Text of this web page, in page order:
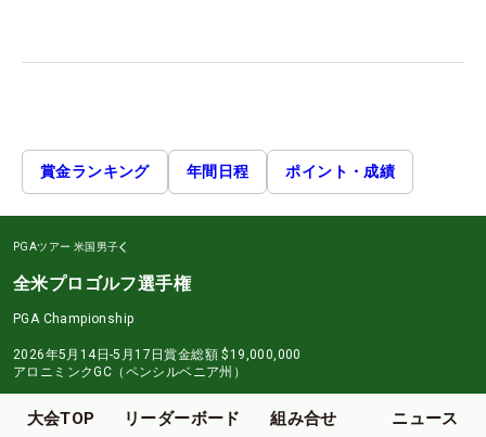
賞金ランキング 年間日程 ポイント・成績
PGAツアー 米国男子
全米プロゴルフ選手権
PGA Championship
2026年5月14日-5月17日賞金総額 $19,000,000
アロニミンクGC（ペンシルベニア州）
大会TOP リーダーボード 組み合せ ニュース